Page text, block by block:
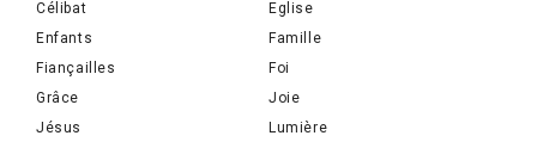
Célibat
Eglise
Enfants
Famille
Fiançailles
Foi
Grâce
Joie
Jésus
Lumière